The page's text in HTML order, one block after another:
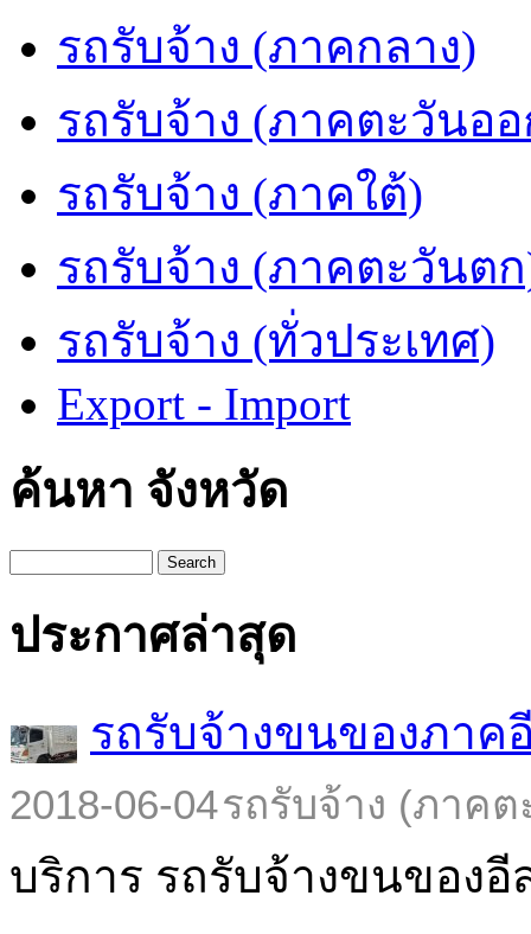
รถรับจ้าง (ภาคกลาง)
รถรับจ้าง (ภาคตะวันอ
รถรับจ้าง (ภาคใต้)
รถรับจ้าง (ภาคตะวันต
รถรับจ้าง (ทั่วประเทศ)
Export - Import
ค้นหา จังหวัด
Search
ประกาศล่าสุด
รถรับจ้างขนของภาค
2018-06-04รถรับจ้าง (ภาคต
บริการ รถรับจ้างขนของ